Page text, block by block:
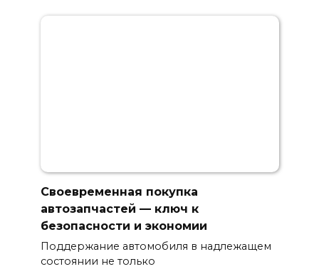
Своевременная покупка
автозапчастей — ключ к
безопасности и экономии
Поддержание автомобиля в надлежащем
состоянии не только